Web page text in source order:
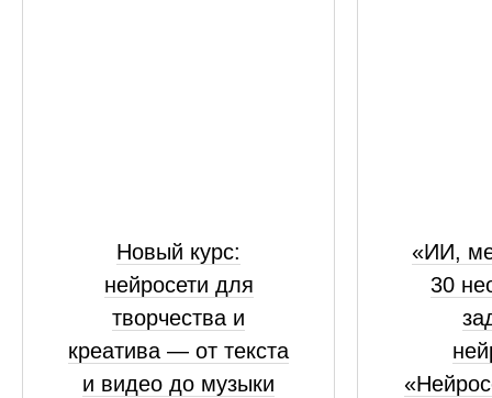
Новый курс:
нейросети для
творчества и
креатива — от текста
и видео до музыки
«ИИ,
30